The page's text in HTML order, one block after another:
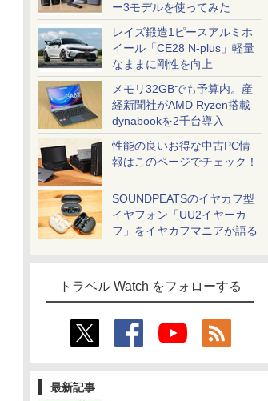
ー3モデルを使ってみた
レイズ鍛造1ピースアルミホ
イール「CE28 N-plus」軽量
なままに剛性を向上
メモリ32GBでも予算内。産
経新聞社がAMD Ryzen搭載
dynabookを2千台導入
性能の良いお得な中古PC情
報はこのページでチェック！
SOUNDPEATSのイヤカフ型
イヤフォン「UU2イヤーカ
フ」をイヤカフマニアが語る
トラベル Watch をフォローする
最新記事